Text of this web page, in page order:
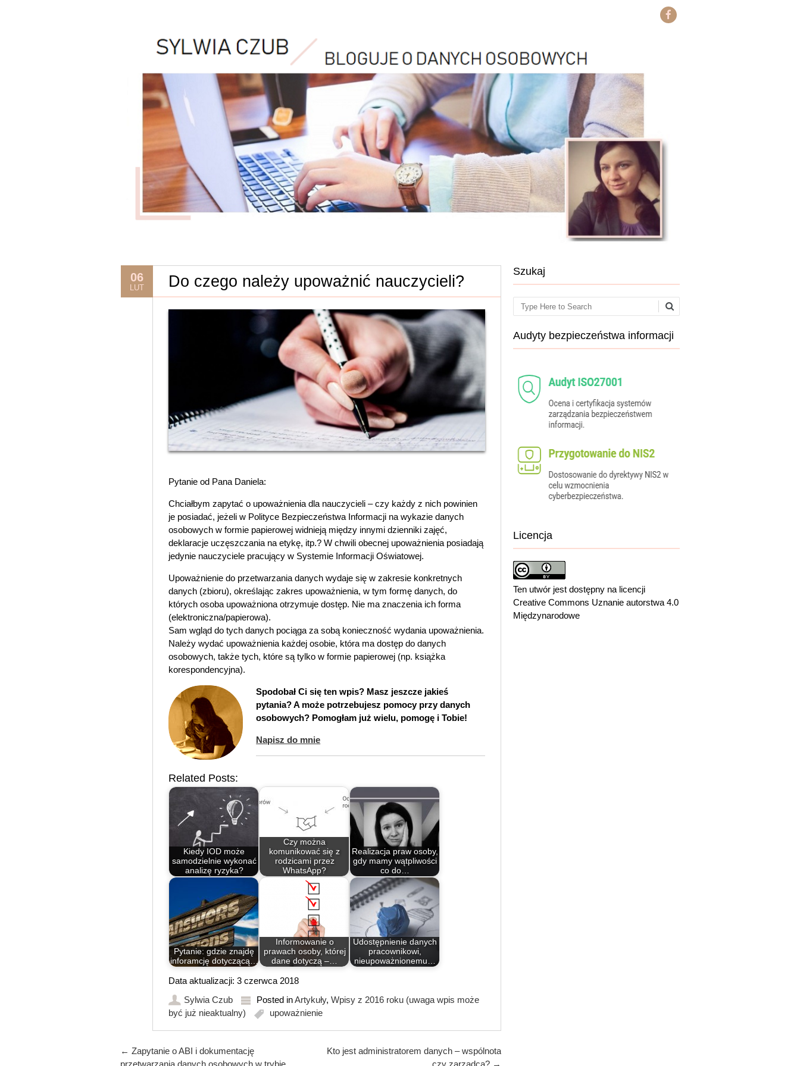
06
LUT Do czego należy upoważnić nauczycieli?
Pytanie od Pana Daniela:
Chciałbym zapytać o upoważnienia dla nauczycieli – czy każdy z nich powinien
je posiadać, jeżeli w Polityce Bezpieczeństwa Informacji na wykazie danych
osobowych w formie papierowej widnieją między innymi dzienniki zajęć,
deklaracje uczęszczania na etykę, itp.? W chwili obecnej upoważnienia posiadają
jedynie nauczyciele pracujący w Systemie Informacji Oświatowej.
Upoważnienie do przetwarzania danych wydaje się w zakresie konkretnych
danych (zbioru), określając zakres upoważnienia, w tym formę danych, do
których osoba upoważniona otrzymuje dostęp. Nie ma znaczenia ich forma
(elektroniczna/papierowa).
Sam wgląd do tych danych pociąga za sobą konieczność wydania upoważnienia.
Należy wydać upoważnienia każdej osobie, która ma dostęp do danych
osobowych, także tych, które są tylko w formie papierowej (np. książka
korespondencyjna).
Spodobał Ci się ten wpis? Masz jeszcze jakieś
pytania? A może potrzebujesz pomocy przy danych
osobowych? Pomogłam już wielu, pomogę i Tobie!
Napisz do mnie
Related Posts:
Kiedy IOD może
samodzielnie wykonać
analizę ryzyka?
Czy można
komunikować się z
rodzicami przez
WhatsApp?
Realizacja praw osoby,
gdy mamy wątpliwości
co do…
Pytanie: gdzie znajdę
inforamcję dotyczącą…
Informowanie o
prawach osoby, której
dane dotyczą –…
Udostępnienie danych
pracownikowi,
nieupoważnionemu…
Data aktualizacji: 3 czerwca 2018
Sylwia Czub
Posted inArtykuły, Wpisy z 2016 roku (uwaga wpis może
być już nieaktualny)
upoważnienie
Post navigation
← Zapytanie o ABI i dokumentację
przetwarzania danych osobowych w trybie
Kto jest administratorem danych – wspólnota
czy zarządca? →
Szukaj
Search
Audyty bezpieczeństwa informacji
Licencja
Ten utwór jest dostępny na licencji
Creative Commons Uznanie autorstwa 4.0
Międzynarodowe